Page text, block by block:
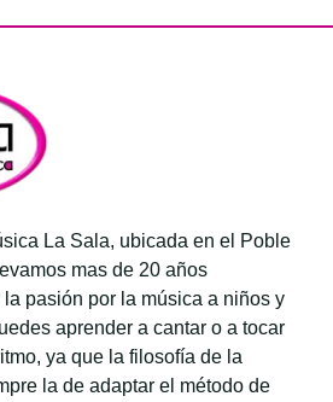
La Sala, ubicada en el Poble
mas de 20 años
pasión por la música a niños y
aprender a cantar o a tocar
ya que la filosofía de la
la de adaptar el método de